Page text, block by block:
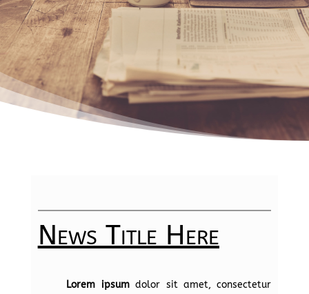
News Title Here
Lorem ipsumdolor sit amet, consectetur